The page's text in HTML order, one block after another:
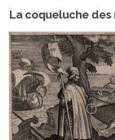
La coqueluche des